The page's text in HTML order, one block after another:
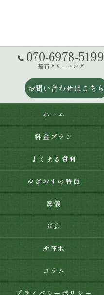
070-6978-5199
墓石クリーニング
お問い合わせはこちら
ホーム
料金プラン
よくある質問
ゆぎおすの特徴
葬儀
送迎
所在地
コラム
プライバシーポリシー